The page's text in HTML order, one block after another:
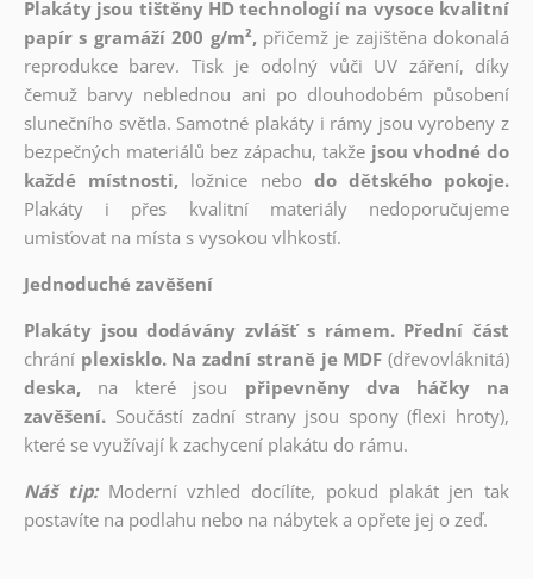
Plakáty jsou tištěny HD technologií na vysoce kvalitní
papír s gramáží 200 g/m², přičemž je zajištěna dokonalá
reprodukce barev. Tisk je odolný vůči UV záření, díky
čemuž barvy neblednou ani po dlouhodobém působení
slunečního světla. Samotné plakáty i rámy jsou vyrobeny z
bezpečných materiálů bez zápachu, takže jsou vhodné do
každé místnosti, ložnice nebo do dětského pokoje.
Plakáty i přes kvalitní materiály nedoporučujeme
umisťovat na místa s vysokou vlhkostí.
Jednoduché zavěšení
Plakáty jsou dodávány zvlášť s rámem. Přední část
chrání plexisklo. Na zadní straně je MDF (dřevovláknitá)
deska,
na které jsou
připevněny dva háčky na
zavěšení. Součástí zadní strany jsou spony (flexi hroty),
které se využívají k zachycení plakátu do rámu.
Náš tip: Moderní vzhled docílíte, pokud plakát jen tak
postavíte na podlahu nebo na nábytek a opřete jej o zeď.